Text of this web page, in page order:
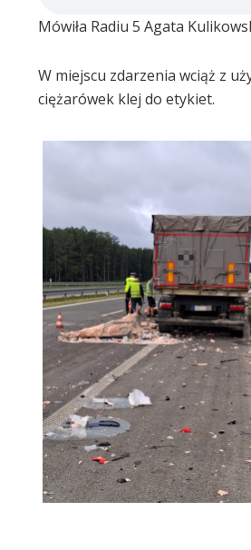
Mówiła Radiu 5 Agata
W miejscu zdarzenia wciąż z
ciężarówek klej do etykiet.